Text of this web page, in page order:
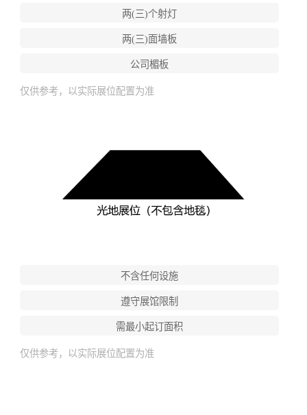
两(三)个射灯
两(三)面墙板
公司楣板
仅供参考，以实际展位配置为准
不含任何设施
遵守展馆限制
需最小起订面积
仅供参考，以实际展位配置为准